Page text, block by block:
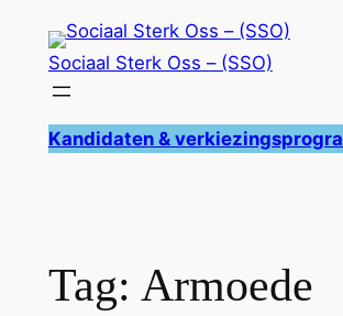
Sociaal Sterk Oss – (SSO)
Kandidaten &
Tag: Armoede